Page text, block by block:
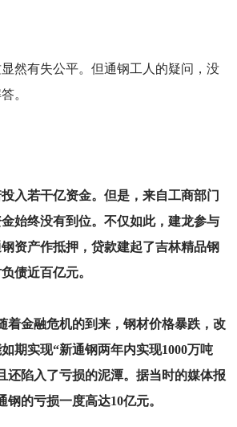
然有失公平。但通钢工人的疑问，没
。
入若干亿资金。但是，来自工商部门
始终没有到位。不仅如此，建龙参与
资产作抵押，贷款建起了吉林精品钢
债近百亿元。
着金融危机的到来，钢材价格暴跌，改
期实现“新通钢两年内实现1000万吨
还陷入了亏损的泥潭。据当时的媒体报
钢的亏损一度高达10亿元。